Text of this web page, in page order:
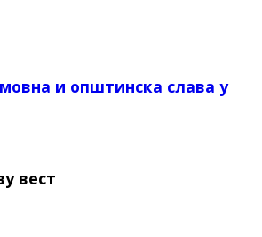
и општинска слава у
вест